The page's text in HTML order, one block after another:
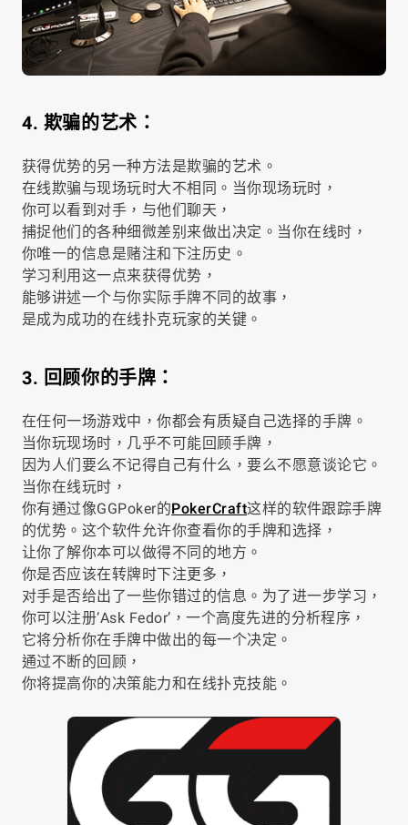
4. 欺骗的艺术：
获得优势的另一种方法是欺骗的艺术。
在线欺骗与现场玩时大不相同。当你现场玩时，
你可以看到对手，与他们聊天，
捕捉他们的各种细微差别来做出决定。当你在线时，
你唯一的信息是赌注和下注历史。
学习利用这一点来获得优势，
能够讲述一个与你实际手牌不同的故事，
是成为成功的在线扑克玩家的关键。
3. 回顾你的手牌：
在任何一场游戏中，你都会有质疑自己选择的手牌。
当你玩现场时，几乎不可能回顾手牌，
因为人们要么不记得自己有什么，要么不愿意谈论它。
当你在线玩时，
你有通过像GGPoker的PokerCraft这样的软件跟踪手牌
的优势。这个软件允许你查看你的手牌和选择，
让你了解你本可以做得不同的地方。
你是否应该在转牌时下注更多，
对手是否给出了一些你错过的信息。为了进一步学习，
你可以注册‘Ask Fedor’，一个高度先进的分析程序，
它将分析你在手牌中做出的每一个决定。
通过不断的回顾，
你将提高你的决策能力和在线扑克技能。